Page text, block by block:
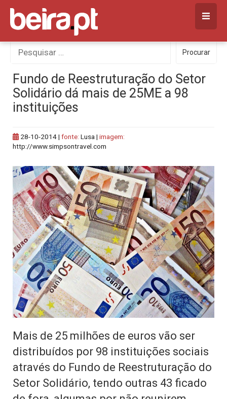
Skip
content
Procurar
por:
Procurar
Fundo de Reestruturação do Setor
Solidário dá mais de 25ME a 98
instituições
28-10-2014| fonte: Lusa | imagem:
http://www.simpsontravel.com
Mais de 25 milhões de euros vão ser
distribuídos por 98 instituições sociais
através do Fundo de Reestruturação do
Setor Solidário, tendo outras 43 ficado